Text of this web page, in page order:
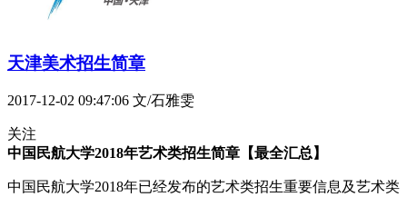
天津美术招生简章
2017-12-02 09:47:06 文/石雅雯
关注
中国民航大学2018年艺术类招生简章【最全汇总】
中国民航大学2018年已经发布的艺术类招生重要信息及艺术类